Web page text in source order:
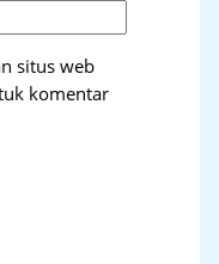
situs web
komentar